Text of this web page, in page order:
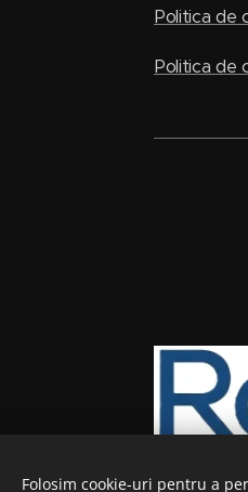
Politica de
Politica de
Folosim cookie-uri pentru a